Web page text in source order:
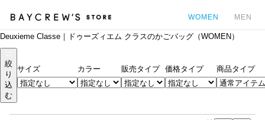
WOMEN MEN
Deuxieme Classe｜ドゥーズィエム クラスのかごバッグ（WOMEN）
絞
り
込
む
サイズ カラー 販売タイプ 価格タイプ 商品タイプ